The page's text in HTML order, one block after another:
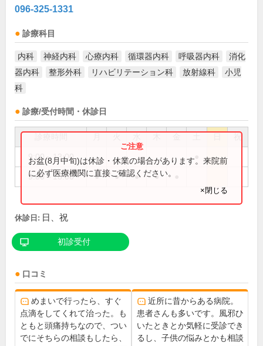
096-325-1331
診療科目
内科 神経内科 心療内科 循環器内科 呼吸器内科
消化
器内科
整形外科 リハビリテーション科 放射線科
小児
科
診療/受付時間・休診日
祝
9:00～13:00
9:00～18:00 ● ● ● ●
お盆(8月中旬)は休診・休業の場合があります。来院前
に必ず医療機関に直接ご確認ください。
×閉じる
休診日: 日、祝
初診受付
口コミ
めまいで行ったら、すぐ
点滴をしてくれて治った。も
ともと頭痛持ちなので、つい
でにそちらの相談もしたら、
近所に昔からある病院。
患者さんも多いです。風邪ひ
いたときとか気軽に受診でき
るし、子供の悩みとかも相談